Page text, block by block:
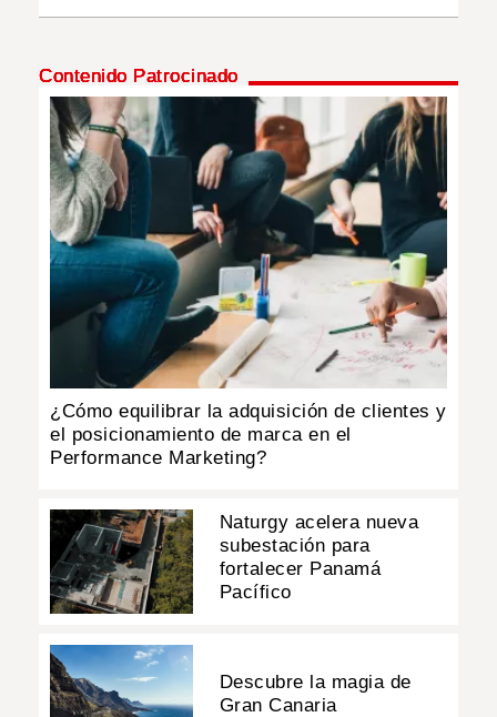
MULTIMEDIA
IMPRESO
Contenido Patrocinado
¿Cómo equilibrar la adquisición de clientes y
el posicionamiento de marca en el
Performance Marketing?
Naturgy acelera nueva
subestación para
fortalecer Panamá
Pacífico
Descubre la magia de
Gran Canaria